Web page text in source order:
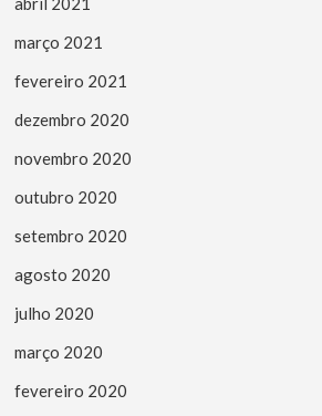
março 2021
fevereiro 2021
dezembro 2020
novembro 2020
outubro 2020
setembro 2020
agosto 2020
julho 2020
março 2020
fevereiro 2020